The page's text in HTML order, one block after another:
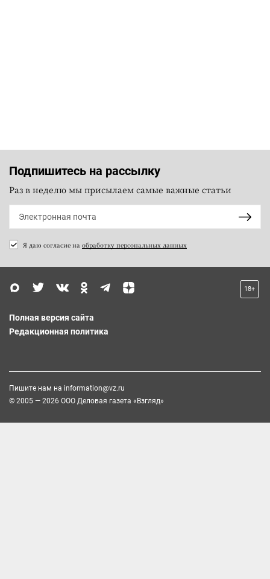
Подпишитесь на рассылку
Раз в неделю мы присылаем самые важные статьи
Я даю согласие на обработку персональных данных
18+
Полная версия сайта
Редакционная политика
Пишите нам на information@vz.ru
© 2005 — 2026 ООО Деловая газета «Взгляд»